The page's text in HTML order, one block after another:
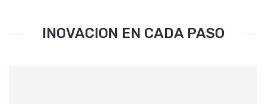
INOVACION EN CADA PASO